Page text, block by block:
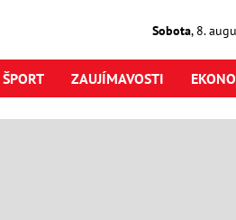
Sobota, 8.
ŠPORT ZAUJÍMAVOSTI